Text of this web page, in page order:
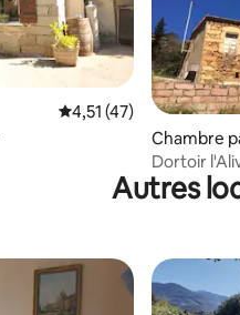
Évaluation moyenne
4,51 (47)
Chambre
Dortoir
Autres